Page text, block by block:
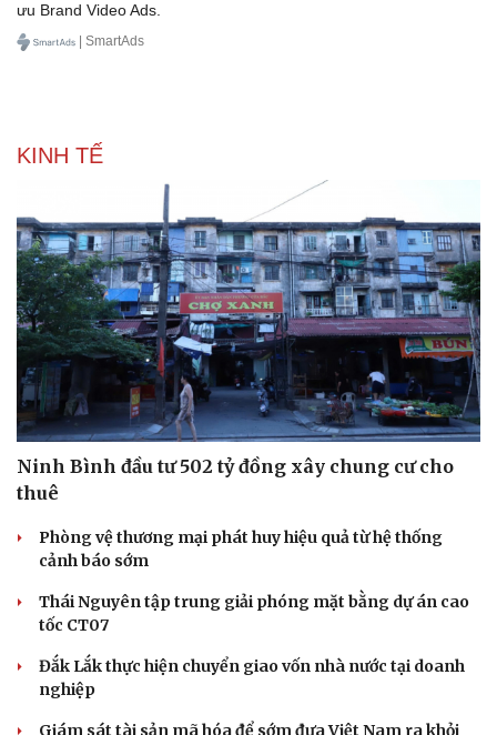
Văn hóa
Sân khấu - Điện ảnh
Văn học
Âm nhạc
Di sản
Giải trí
Nghệ sĩ
Thời trang
Sao Việt
ưu Brand Video Ads.
| SmartAds
KINH TẾ
Ninh Bình đầu tư 502 tỷ đồng xây chung cư cho
thuê
Phòng vệ thương mại phát huy hiệu quả từ hệ thống
cảnh báo sớm
Thái Nguyên tập trung giải phóng mặt bằng dự án cao
tốc CT07
Đắk Lắk thực hiện chuyển giao vốn nhà nước tại doanh
nghiệp
Giám sát tài sản mã hóa để sớm đưa Việt Nam ra khỏi